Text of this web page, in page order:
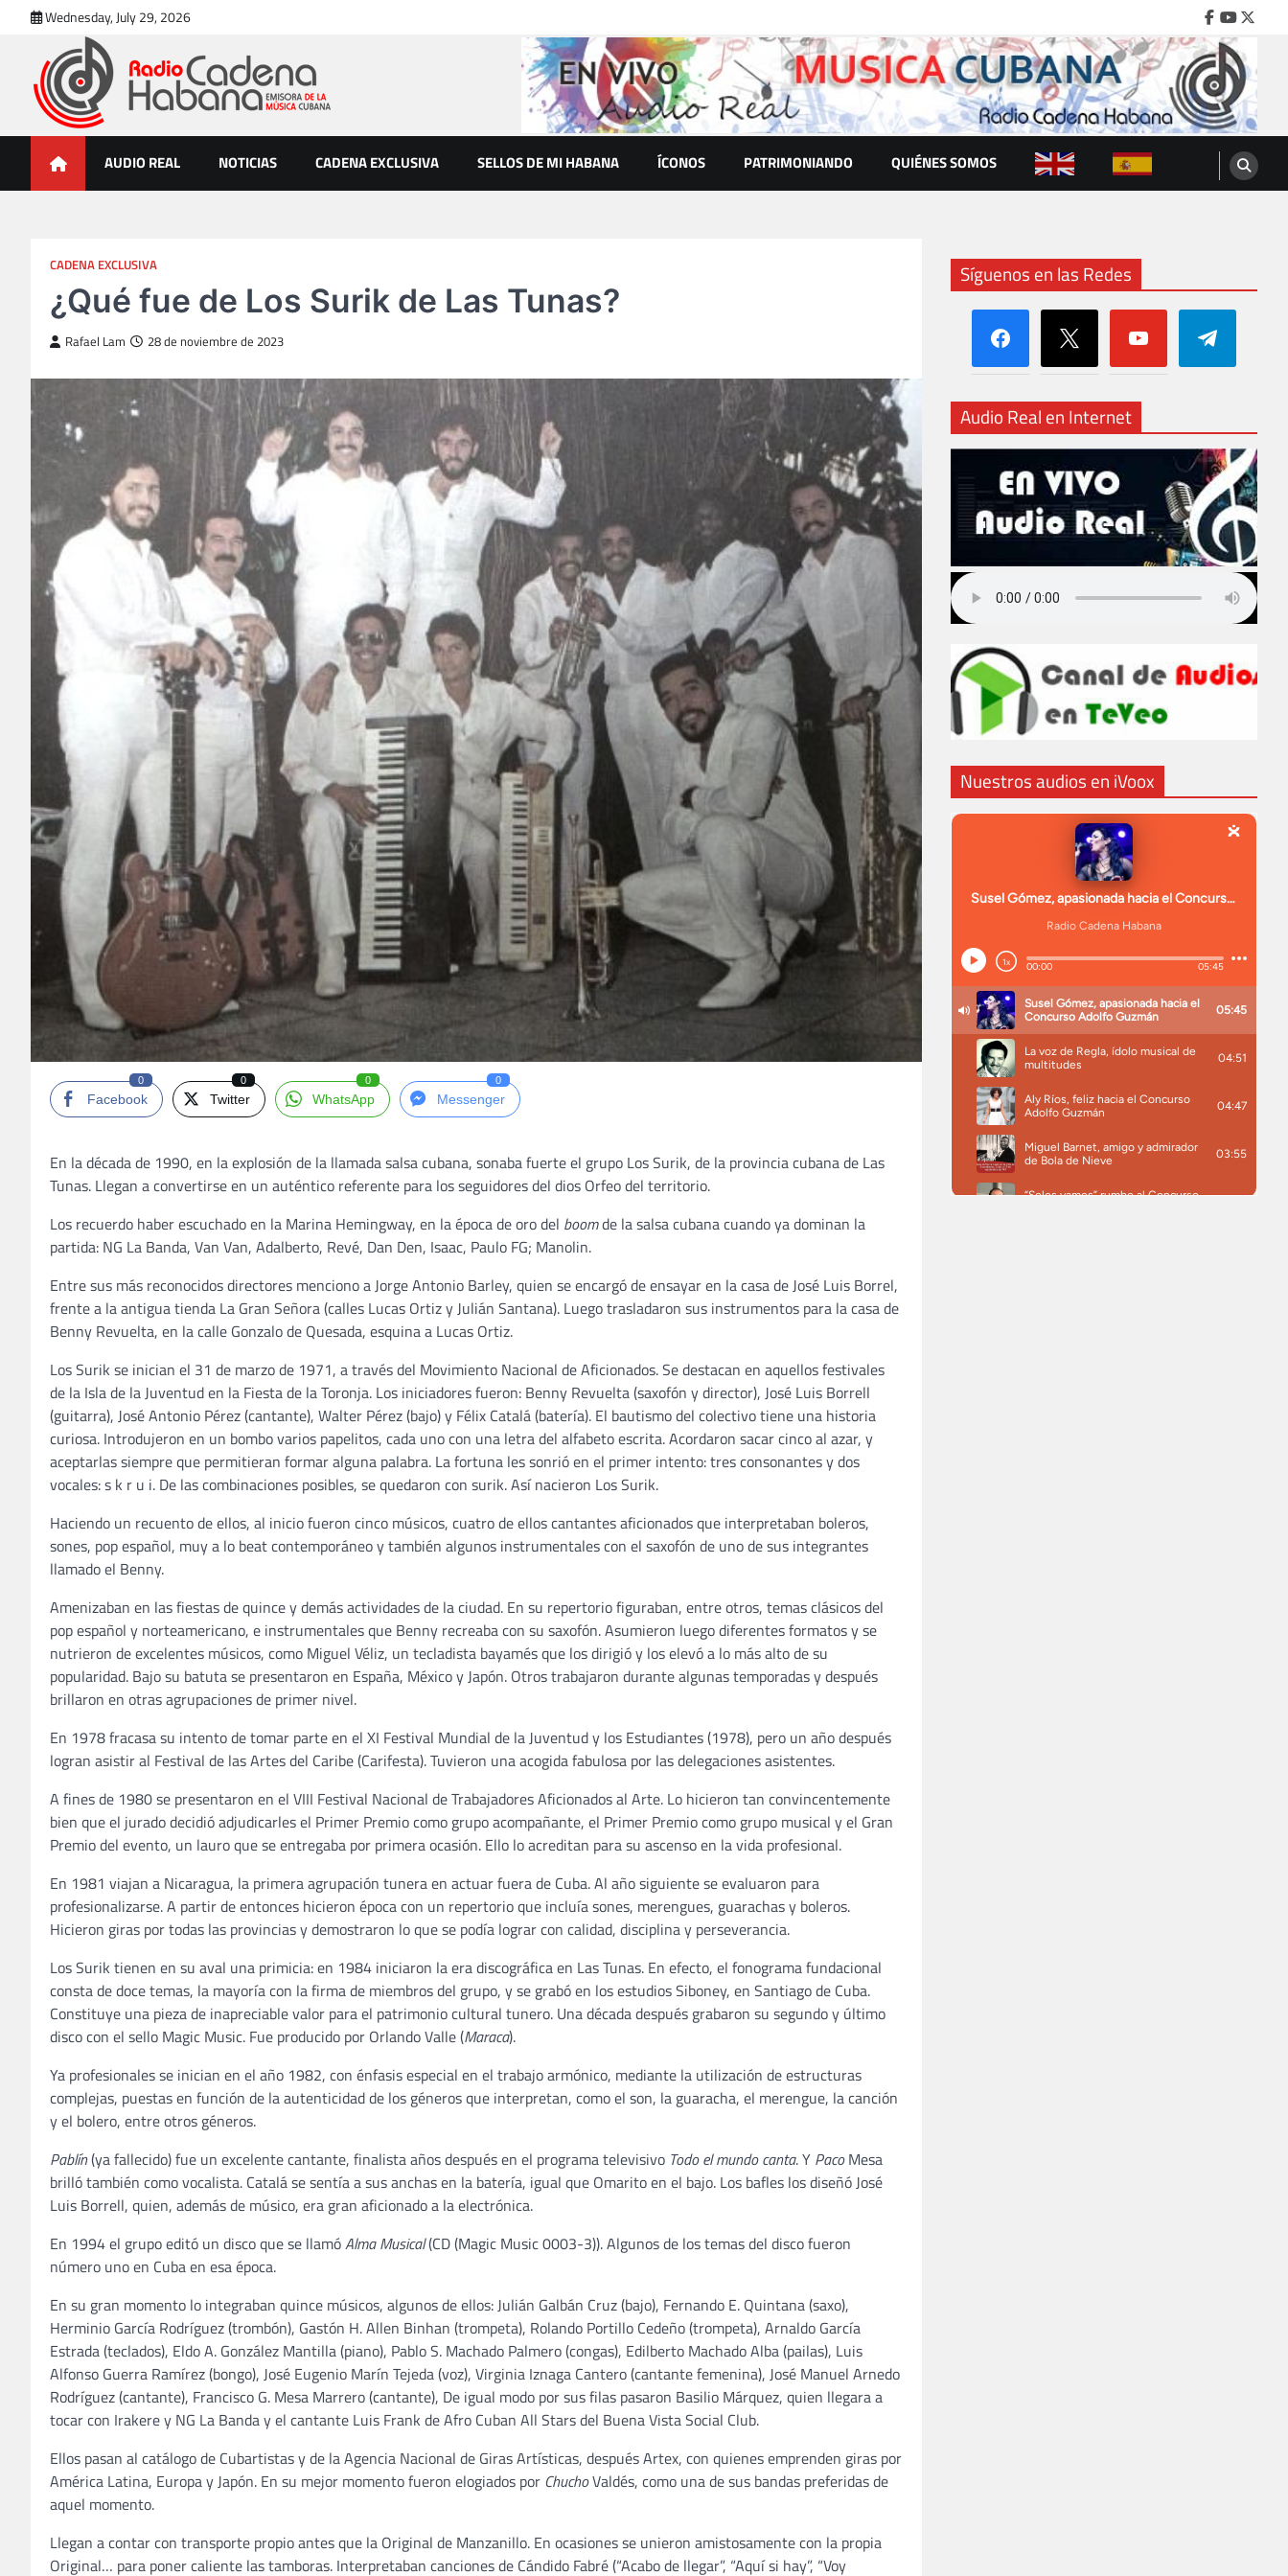
content
Wednesday, July 29, 2026 Facebook
Youtube
Radio Cadena Habana
AUDIO REAL NOTICIAS CADENA EXCLUSIVA SELLOS DE MI HABANA ÍCONOS PATRIMONIANDO QUIÉNES SOMOS
CADENA EXCLUSIVA
¿Qué fue de Los Surik de Las Tunas?
Rafael Lam 28 de noviembre de 2023
Facebook
0
Twitter
0
WhatsApp
0
Messenger
0
En la década de 1990, en la explosión de la llamada salsa cubana, sonaba fuerte el grupo Los Surik, de la provincia cubana de Las
Tunas. Llegan a convertirse en un auténtico referente para los seguidores del dios Orfeo del territorio.
Los recuerdo haber escuchado en la Marina Hemingway, en la época de oro del boomde la salsa cubana cuando ya dominan la
partida: NG La Banda, Van Van, Adalberto, Revé, Dan Den, Isaac, Paulo FG; Manolin.
Entre sus más reconocidos directores menciono a Jorge Antonio Barley, quien se encargó de ensayar en la casa de José Luis Borrel,
frente a la antigua tienda La Gran Señora (calles Lucas Ortiz y Julián Santana). Luego trasladaron sus instrumentos para la casa de
Benny Revuelta, en la calle Gonzalo de Quesada, esquina a Lucas Ortiz.
Los Surik se inician el 31 de marzo de 1971, a través del Movimiento Nacional de Aficionados. Se destacan en aquellos festivales
de la Isla de la Juventud en la Fiesta de la Toronja. Los iniciadores fueron: Benny Revuelta (saxofón y director), José Luis Borrell
(guitarra), José Antonio Pérez (cantante), Walter Pérez (bajo) y Félix Catalá (batería). El bautismo del colectivo tiene una historia
curiosa. Introdujeron en un bombo varios papelitos, cada uno con una letra del alfabeto escrita. Acordaron sacar cinco al azar, y
aceptarlas siempre que permitieran formar alguna palabra. La fortuna les sonrió en el primer intento: tres consonantes y dos
vocales: s k r u i. De las combinaciones posibles, se quedaron con surik. Así nacieron Los Surik.
Haciendo un recuento de ellos, al inicio fueron cinco músicos, cuatro de ellos cantantes aficionados que interpretaban boleros,
sones, pop español, muy a lo beat contemporáneo y también algunos instrumentales con el saxofón de uno de sus integrantes
llamado el Benny.
Amenizaban en las fiestas de quince y demás actividades de la ciudad. En su repertorio figuraban, entre otros, temas clásicos del
pop español y norteamericano, e instrumentales que Benny recreaba con su saxofón. Asumieron luego diferentes formatos y se
nutrieron de excelentes músicos, como Miguel Véliz, un tecladista bayamés que los dirigió y los elevó a lo más alto de su
popularidad. Bajo su batuta se presentaron en España, México y Japón. Otros trabajaron durante algunas temporadas y después
brillaron en otras agrupaciones de primer nivel.
En 1978 fracasa su intento de tomar parte en el XI Festival Mundial de la Juventud y los Estudiantes (1978), pero un año después
logran asistir al Festival de las Artes del Caribe (Carifesta). Tuvieron una acogida fabulosa por las delegaciones asistentes.
A fines de 1980 se presentaron en el VIII Festival Nacional de Trabajadores Aficionados al Arte. Lo hicieron tan convincentemente
bien que el jurado decidió adjudicarles el Primer Premio como grupo acompañante, el Primer Premio como grupo musical y el Gran
Premio del evento, un lauro que se entregaba por primera ocasión. Ello lo acreditan para su ascenso en la vida profesional.
En 1981 viajan a Nicaragua, la primera agrupación tunera en actuar fuera de Cuba. Al año siguiente se evaluaron para
profesionalizarse. A partir de entonces hicieron época con un repertorio que incluía sones, merengues, guarachas y boleros.
Hicieron giras por todas las provincias y demostraron lo que se podía lograr con calidad, disciplina y perseverancia.
Los Surik tienen en su aval una primicia: en 1984 iniciaron la era discográfica en Las Tunas. En efecto, el fonograma fundacional
consta de doce temas, la mayoría con la firma de miembros del grupo, y se grabó en los estudios Siboney, en Santiago de Cuba.
Constituye una pieza de inapreciable valor para el patrimonio cultural tunero. Una década después grabaron su segundo y último
disco con el sello Magic Music. Fue producido por Orlando Valle (Maraca).
Ya profesionales se inician en el año 1982, con énfasis especial en el trabajo armónico, mediante la utilización de estructuras
complejas, puestas en función de la autenticidad de los géneros que interpretan, como el son, la guaracha, el merengue, la canción
y el bolero, entre otros géneros.
Pablín(ya fallecido) fue un excelente cantante, finalista años después en el programa televisivo Todo el mundo canta. Y PacoMesa
brilló también como vocalista. Catalá se sentía a sus anchas en la batería, igual que Omarito en el bajo. Los bafles los diseñó José
Luis Borrell, quien, además de músico, era gran aficionado a la electrónica.
En 1994 el grupo editó un disco que se llamóAlma Musical(CD (Magic Music 0003-3)). Algunos de los temas del disco fueron
número uno en Cuba en esa época.
En su gran momento lo integraban quince músicos, algunos de ellos: Julián Galbán Cruz (bajo), Fernando E. Quintana (saxo),
Herminio García Rodríguez (trombón), Gastón H. Allen Binhan (trompeta), Rolando Portillo Cedeño (trompeta), Arnaldo García
Estrada (teclados), Eldo A. González Mantilla (piano), Pablo S. Machado Palmero (congas), Edilberto Machado Alba (pailas), Luis
Alfonso Guerra Ramírez (bongo), José Eugenio Marín Tejeda (voz), Virginia Iznaga Cantero (cantante femenina), José Manuel Arnedo
Rodríguez (cantante), Francisco G. Mesa Marrero (cantante), De igual modo por sus filas pasaron Basilio Márquez, quien llegara a
tocar con Irakere y NG La Banda y el cantante Luis Frank de Afro Cuban All Stars del Buena Vista Social Club.
Ellos pasan al catálogo de Cubartistas y de la Agencia Nacional de Giras Artísticas, después Artex, con quienes emprenden giras por
América Latina, Europa y Japón. En su mejor momento fueron elogiados por ChuchoValdés, como una de sus bandas preferidas de
aquel momento.
Llegan a contar con transporte propio antes que la Original de Manzanillo. En ocasiones se unieron amistosamente con la propia
Original… para poner caliente las tamboras. Interpretaban canciones de Cándido Fabré (“Acabo de llegar”, “Aquí si hay”, “Voy
Síguenos en las Redes
facebook x youtube telegram
Audio Real en Internet
Nuestros audios en iVoox